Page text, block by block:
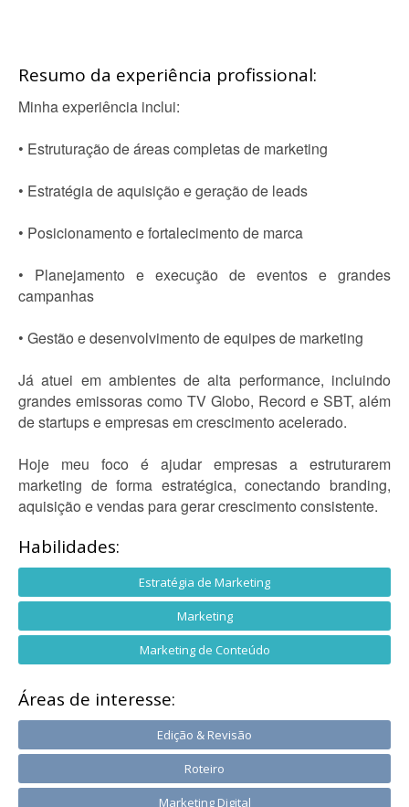
Resumo da experiência profissional:
Minha experiência inclui:
• Estruturação de áreas completas de marketing
• Estratégia de aquisição e geração de leads
• Posicionamento e fortalecimento de marca
• Planejamento e execução de eventos e grandes
campanhas
• Gestão e desenvolvimento de equipes de marketing
Já atuei em ambientes de alta performance, incluindo
grandes emissoras como TV Globo, Record e SBT, além
de startups e empresas em crescimento acelerado.
Hoje meu foco é ajudar empresas a estruturarem
marketing de forma estratégica, conectando branding,
aquisição e vendas para gerar crescimento consistente.
Habilidades:
Estratégia de Marketing
Marketing
Marketing de Conteúdo
Áreas de interesse:
Edição & Revisão
Roteiro
Marketing Digital